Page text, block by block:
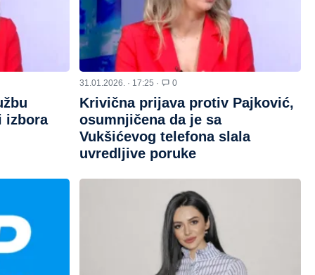
izbora
31.01.2026. · 17:25 · 0
Krivična prijava protiv Pajković,
osumnjičena da je sa
Vukšićevog telefona slala
uvredljive poruke